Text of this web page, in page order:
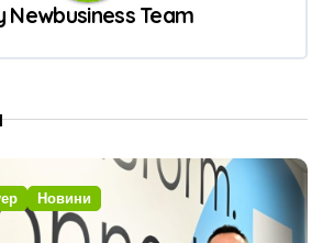
Newbusiness Team
Новини